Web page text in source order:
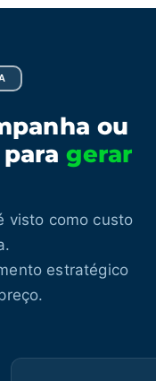
ou
paragerar
visto como custo
estratégico